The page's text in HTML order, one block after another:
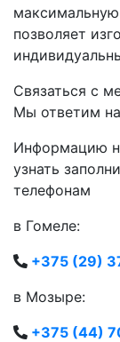
позволяет
Связаться с
Мы ответим
Информацию
узнать
телефонам
в Гомеле:
+375 (29)
в Мозыре:
+375 (44)